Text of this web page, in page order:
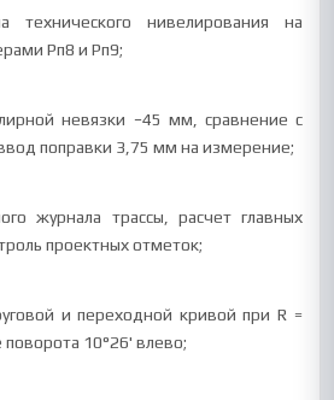
технического нивелирования на
Рп8 и Рп9;
невязки −45 мм, сравнение с
поправки 3,75 мм на измерение;
журнала трассы, расчет главных
проектных отметок;
и переходной кривой при R =
поворота 10°26' влево;